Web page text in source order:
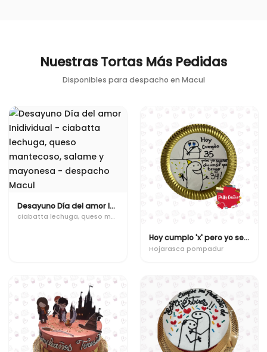
Nuestras Tortas Más Pedidas
Disponibles para despacho en Macul
Desayuno Día del amor Inidividual
ciabatta lechuga, queso mantecoso, salame y mayonesa
Hoy cumplo 'x' pero yo seguire diciendo que tengo 'x'
Hojarasca pompadur